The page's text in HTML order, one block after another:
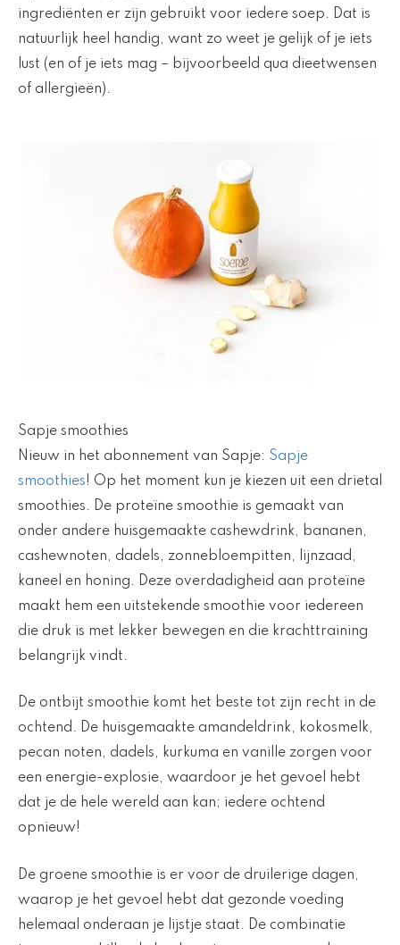
ingrediënten er zijn gebruikt voor iedere soep. Dat is
natuurlijk heel handig, want zo weet je gelijk of je iets
lust (en of je iets mag – bijvoorbeeld qua dieetwensen
of allergieën).
Sapje smoothies
Nieuw in het abonnement van Sapje: Sapje
smoothies! Op het moment kun je kiezen uit een drietal
smoothies. De proteïne smoothie is gemaakt van
onder andere huisgemaakte cashewdrink, bananen,
cashewnoten, dadels, zonnebloempitten, lijnzaad,
kaneel en honing. Deze overdadigheid aan proteïne
maakt hem een uitstekende smoothie voor iedereen
die druk is met lekker bewegen en die krachttraining
belangrijk vindt.
De ontbijt smoothie komt het beste tot zijn recht in de
ochtend. De huisgemaakte amandeldrink, kokosmelk,
pecan noten, dadels, kurkuma en vanille zorgen voor
een energie-explosie, waardoor je het gevoel hebt
dat je de hele wereld aan kan; iedere ochtend
opnieuw!
De groene smoothie is er voor de druilerige dagen,
waarop je het gevoel hebt dat gezonde voeding
helemaal onderaan je lijstje staat. De combinatie